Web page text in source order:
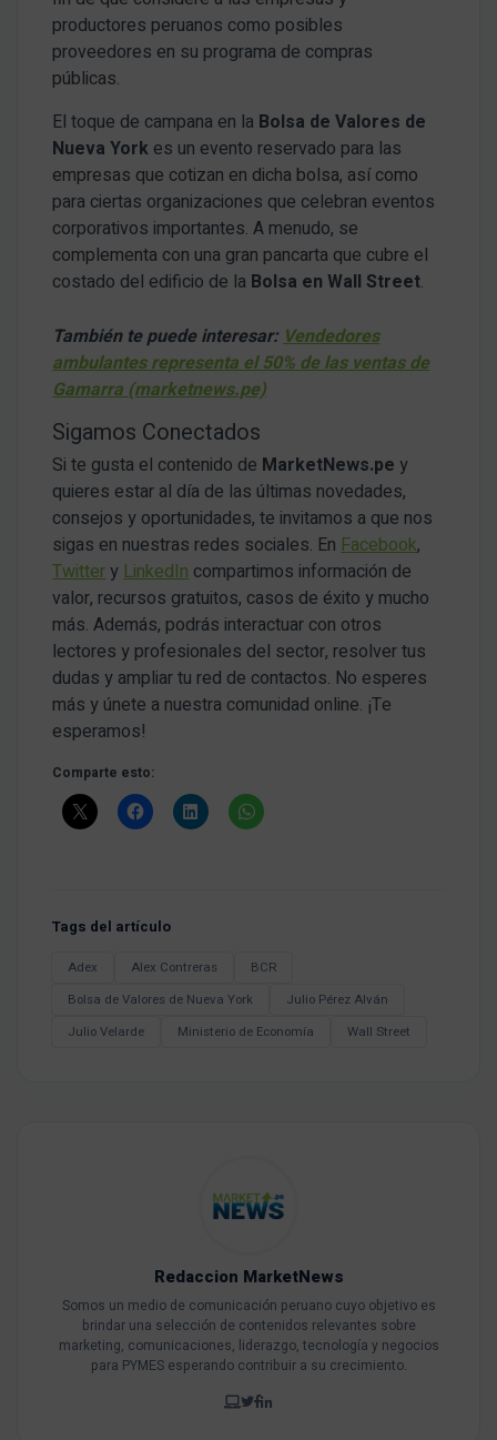
productores peruanos como posibles
proveedores en su programa de compras
públicas.
El toque de campana en la Bolsa de Valores de
Nueva York es un evento reservado para las
empresas que cotizan en dicha bolsa, así como
para ciertas organizaciones que celebran eventos
corporativos importantes. A menudo, se
complementa con una gran pancarta que cubre el
costado del edificio de la Bolsa en Wall Street.
También te puede interesar: Vendedores
ambulantes representa el 50% de las ventas de
Gamarra (marketnews.pe)
Sigamos Conectados
Si te gusta el contenido de MarketNews.pe y
quieres estar al día de las últimas novedades,
consejos y oportunidades, te invitamos a que nos
sigas en nuestras redes sociales. En Facebook,
Twitter y LinkedIn compartimos información de
valor, recursos gratuitos, casos de éxito y mucho
más. Además, podrás interactuar con otros
lectores y profesionales del sector, resolver tus
dudas y ampliar tu red de contactos. No esperes
más y únete a nuestra comunidad online. ¡Te
esperamos!
Comparte esto:
Tags del artículo
Adex Alex Contreras
BCR
Bolsa de Valores de Nueva York
Julio Pérez Alván
Julio Velarde
Ministerio de Economía Wall Street
Redaccion MarketNews
Somos un medio de comunicación peruano cuyo objetivo es
brindar una selección de contenidos relevantes sobre
marketing, comunicaciones, liderazgo, tecnología y negocios
para PYMES esperando contribuir a su crecimiento.